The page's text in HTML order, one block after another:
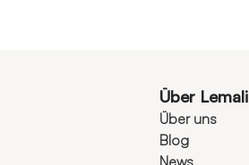
Über Lemali
Über uns
Blog
News